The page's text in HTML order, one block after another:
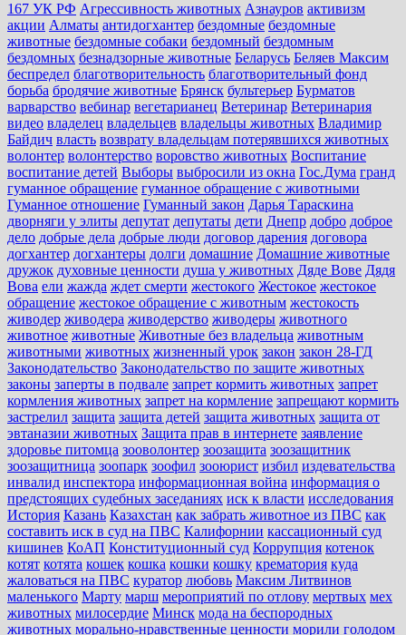
167 УК РФ Агрессивность животных Азнауров активизм
акции Алматы антидогхантер бездомные бездомные
животные бездомные собаки бездомный бездомным
бездомных безнадзорные животные Беларусь Беляев Максим
беспредел благотворительность благотворительный фонд
борьба бродячие животные Брянск бультерьер Бурматов
варварство вебинар вегетарианец Ветеринар Ветеринария
видео владелец владельцев владельцы животных Владимир
Байдич власть возврату владельцам потерявшихся животных
волонтер волонтерство воровство животных Воспитание
воспитание детей Выборы выбросили из окна Гос.Дума гранд
гуманное обращение гуманное обращение с животными
Гуманное отношение Гуманный закон Дарья Тараскина
дворняги у элиты депутат депутаты дети Днепр добро доброе
дело добрые дела добрые люди договор дарения договора
догхантер догхантеры долги домашние Домашние животные
дружок духовные ценности душа у животных Дяде Вове Дядя
Вова ели жажда ждет смерти жестокого Жестокое жестокое
обращение жестокое обращение с животным жестокость
живодер живодера живодерство живодеры животного
животное животные Животные без владельца животным
животными животных жизненный урок закон закон 28-ГД
Законодательство Законодательство по защите животных
законы заперты в подвале запрет кормить животных запрет
кормления животных запрет на кормление запрещают кормить
застрелил защита защита детей защита животных защита от
эвтаназии животных Защита прав в интернете заявление
здоровье питомца зооволонтер зоозащита зоозащитник
зоозащитница зоопарк зоофил зооюрист избил издевательства
инвалид инспектора информационная война информация о
предстоящих судебных заседаниях иск к власти исследования
История Казань Казахстан как забрать животное из ПВС как
составить иск в суд на ПВС Калифорнии кассационный суд
кишинев КоАП Конституционный суд Коррупция котенок
котят котята кошек кошка кошки кошку крематория куда
жаловаться на ПВС куратор любовь Максим Литвинов
маленького Марту марш мероприятий по отлову мертвых мех
животных милосердие Минск мода на беспородных
животных морально-нравственные ценности морили голодом